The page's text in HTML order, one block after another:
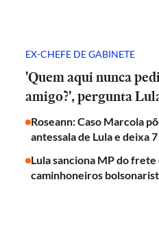
EX-CHEFE DE GABINETE
'Quem aqui nunca
amigo?', pergunta
Roseann: Caso Marcola
antessala de Lula e deixa
Lula sanciona MP do
caminhoneiros